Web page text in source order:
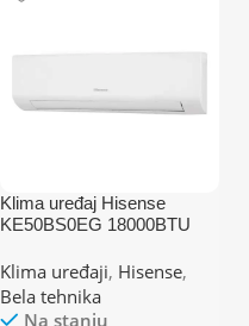
Klima uređaj Hisense
KE50BS0EG 18000BTU
Klima uređaji, Hisense,
Bela tehnika
Na stanju